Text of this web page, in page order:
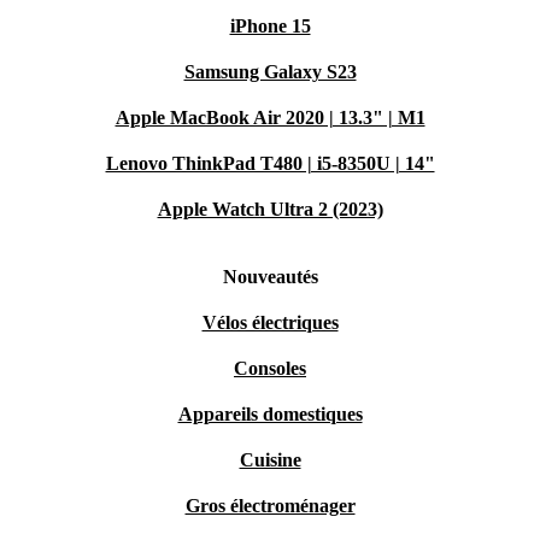
iPhone 15
Samsung Galaxy S23
Apple MacBook Air 2020 | 13.3" | M1
Lenovo ThinkPad T480 | i5-8350U | 14"
Apple Watch Ultra 2 (2023)
Nouveautés
Vélos électriques
Consoles
Appareils domestiques
Cuisine
Gros électroménager